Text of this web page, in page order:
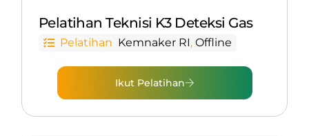
Pelatihan Teknisi K3 Deteksi Gas
Pelatihan Kemnaker RI, Offline
Ikut Pelatihan